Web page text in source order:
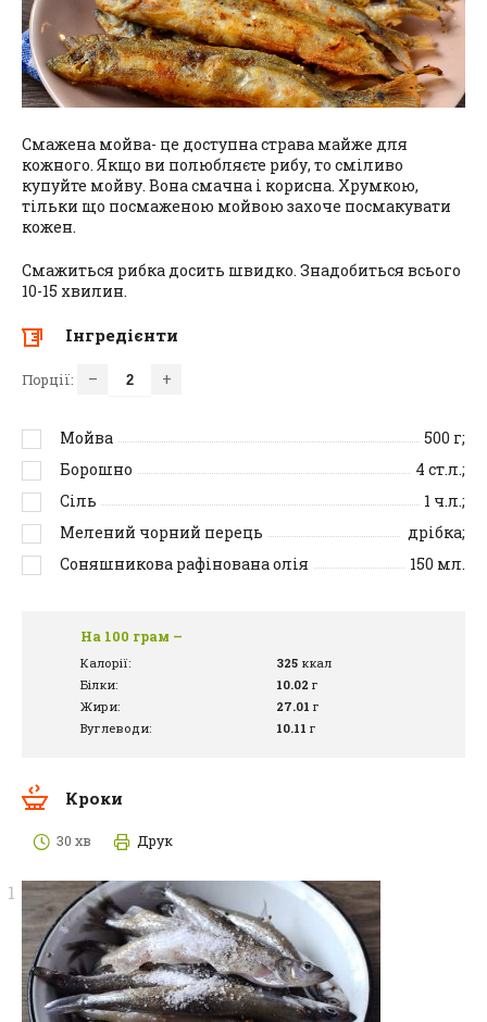
Смажена мойва- це доступна страва майже для
кожного. Якщо ви полюбляєте рибу, то сміливо
купуйте мойву. Вона смачна і корисна. Хрумкою,
тільки що посмаженою мойвою захоче посмакувати
кожен.
Смажиться рибка досить швидко. Знадобиться всього
10-15 хвилин.
Інгредієнти
Порції: – +
Мойва 500 г;
Борошно
4 ст.л.;
Сіль
1 ч.л.;
Мелений чорний перець
дрібка;
Соняшникова рафінована олія
150 мл.
На 100 грам –
Калорії: 325 ккал
Білки:
10.02 г
Жири:
27.01 г
Вуглеводи:
10.11 г
Кроки
30 хв Друк